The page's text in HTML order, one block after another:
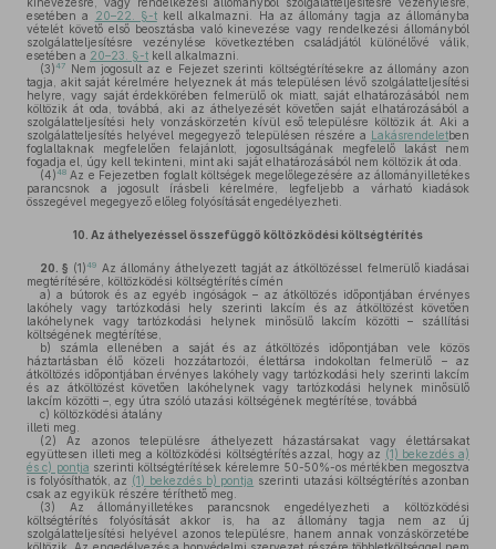
esetében a
20–22. §-tkell alkalmazni. Ha az állomány tagja az állományba
vételét követő első beosztásba való kinevezése vagy rendelkezési állományból
szolgálatteljesítésre vezénylése következtében családjától különélővé válik,
esetében a 20–23. §-t kell alkalmazni.
(3)47
Nem jogosult az e Fejezet szerinti költségtérítésekre az állomány azon
tagja, akit saját kérelmére helyeznek át más településen lévő szolgálatteljesítési
helyre, vagy saját érdekkörében felmerülő ok miatt, saját elhatározásából nem
költözik át oda, továbbá, aki az áthelyezését követően saját elhatározásából a
szolgálatteljesítési hely vonzáskörzetén kívül eső településre költözik át. Aki a
szolgálatteljesítés helyével megegyező településen részére a Lakásrendeletben
foglaltaknak megfelelően felajánlott, jogosultságának megfelelő lakást nem
fogadja el, úgy kell tekinteni, mint aki saját elhatározásából nem költözik át oda.
(4)48 Az e Fejezetben foglalt költségek megelőlegezésére az állományilletékes
parancsnok a jogosult írásbeli kérelmére, legfeljebb a várható kiadások
összegével megegyező előleg folyósítását engedélyezheti.
10. Az áthelyezéssel összefüggő költözködési költségtérítés
20. § (1)49 Az állomány áthelyezett tagját az átköltözéssel felmerülő kiadásai
megtérítésére, költözködési költségtérítés címén
a) a bútorok és az egyéb ingóságok – az átköltözés időpontjában érvényes
lakóhely vagy tartózkodási hely szerinti lakcím és az átköltözést követően
lakóhelynek vagy tartózkodási helynek minősülő lakcím közötti – szállítási
költségének megtérítése,
b) számla ellenében a saját és az átköltözés időpontjában vele közös
háztartásban élő közeli hozzátartozói, élettársa indokoltan felmerülő – az
átköltözés időpontjában érvényes lakóhely vagy tartózkodási hely szerinti lakcím
és az átköltözést követően lakóhelynek vagy tartózkodási helynek minősülő
lakcím közötti –, egy útra szóló utazási költségének megtérítése, továbbá
c) költözködési átalány
illeti meg.
(2) Az azonos településre áthelyezett házastársakat vagy élettársakat
együttesen illeti meg a költözködési költségtérítés azzal, hogy az (1) bekezdés a)
és c) pontja szerinti költségtérítések kérelemre 50-50%-os mértékben megosztva
is folyósíthatók, az (1) bekezdés b) pontja szerinti utazási költségtérítés azonban
csak az egyikük részére téríthető meg.
(3) Az állományilletékes parancsnok engedélyezheti a költözködési
költségtérítés folyósítását akkor is, ha az állomány tagja nem az új
szolgálatteljesítési helyével azonos településre, hanem annak vonzáskörzetébe